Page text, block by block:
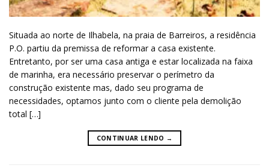
Situada ao norte de Ilhabela, na praia de Barreiros, a residência
P.O. partiu da premissa de reformar a casa existente.
Entretanto, por ser uma casa antiga e estar localizada na faixa
de marinha, era necessário preservar o perímetro da
construção existente mas, dado seu programa de
necessidades, optamos junto com o cliente pela demolição
total […]
CONTINUAR LENDO →